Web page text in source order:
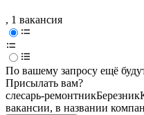
, 1 вакансия
По вашему запросу ещё
Присылать вам?
слесарь-ремонтникБерезник
вакансии, в названии